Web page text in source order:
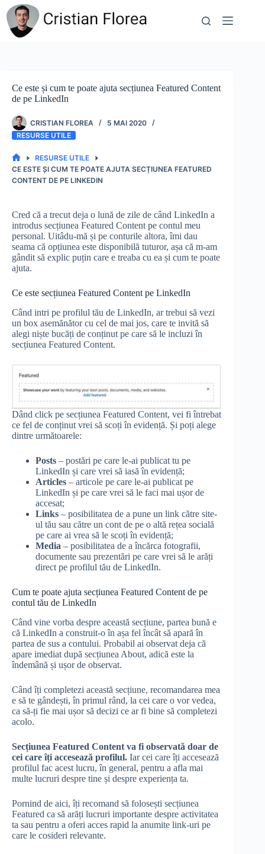
Sari
conținut
Ce este și cum te poate ajuta secțiunea Featured Content
de pe LinkedIn
CRISTIAN FLOREA
5 MAI 2020
RESURSE UTILE
PRIMA
PAGINĂ
RESURSE UTILE
CE ESTE ȘI CUM TE POATE AJUTA SECȚIUNEA FEATURED
CONTENT DE PE LINKEDIN
Cred că a trecut deja o lună de zile de când LinkedIn a
introdus secțiunea Featured Content pe contul meu
personal. Uitâdu-mă și pe conturile altora, îmi dau
seama că opțiunea este disponibilă tuturor, așa că m-am
gândit să explic puțin care e treaba cu ea și cum te poate
ajuta.
Ce este secțiunea Featured Content pe LinkedIn
Când intri pe profilul tău de LinkedIn, ar trebui să vezi
un box asemănător cu cel de mai jos, care te invită să
alegi niște bucăți de conținut pe care să le incluzi în
secțiunea Featured Content.
Dând click pe secțiunea Featured Content, vei fi întrebat
ce fel de conținut vrei să scoți în evidență. Și poți alege
dintre următoarele:
Posts – postări pe care le-ai publicat tu pe
LinkedIn și care vrei să iasă în evidență;
Articles – articole pe care le-ai publicat pe
LinkedIn și pe care vrei să le faci mai ușor de
accesat;
Links – posibilitatea de a pune un link către site-
ul tău sau către un cont de pe o altă rețea socială
pe care ai vrea să le scoți în evidență;
Media – posibilitatea de a încărca fotografii,
documente sau prezentări pe care vrei să le arăți
direct pe profilul tău de LinkedIn.
Cum te poate ajuta secțiunea Featured Content de pe
contul tău de LinkedIn
Când vine vorba despre această secțiune, partea bună e
că LinkedIn a construit-o în așa fel încât să apară în
partea de sus a contului. Probabil ai observat deja că
apare imediat după secțiunea About, adică este la
îndemână și ușor de observat.
Când îți completezi această secțiune, recomandarea mea
e să te gândești, în primul rând, la cei care o vor vedea,
ca să-ți fie mai ușor să decizi ce ar fi bine să completezi
acolo.
Secțiunea Featured Content va fi observată doar de
cei care îți accesează profilul. Iar cei care îți accesează
profilul fac acest lucru, în general, pentru a afla mai
multe lucruri despre tine și despre experiența ta.
Pornind de aici, îți recomand să folosești secțiunea
Featured ca să arăți lucruri importante despre activitatea
ta sau pentru a oferi acces rapid la anumite link-uri pe
care le cosideri relevante.